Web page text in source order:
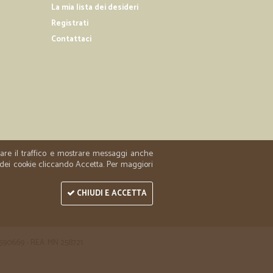
l’omaggio inaspettato! Migliorabili i tempi di consegna
in Sicilia. Le spese di spedizione sono
al peso e ai colli della merce. È un sito che mi
e la velocità del servizio.
La mia lista dei desideri
Registrati
Contattaci
il traffico e mostrare messaggi anche
cookie cliccando Accetta. Per maggiori
CHIUDI E ACCETTA